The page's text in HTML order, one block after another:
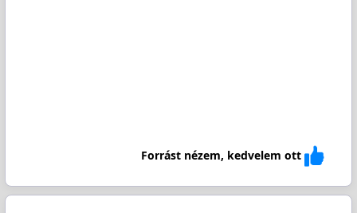
Forrást nézem, kedvelem ott